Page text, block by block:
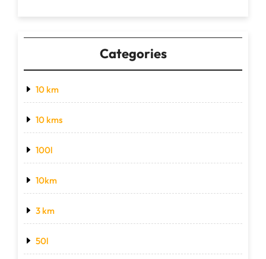
Categories
10 km
10 kms
100l
10km
3 km
50l